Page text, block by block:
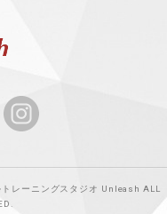
レーニングスタジオ Unleash ALL